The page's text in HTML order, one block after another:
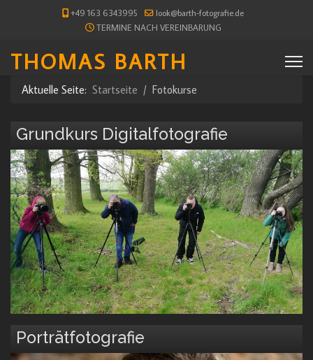
+49 163 6343995
look@barth-fotografie.de
TERMINE NACH VEREINBARUNG
THOMAS BARTH
Aktuelle Seite: Startseite Fotokurse
Grundkurs Digitalfotografie
Porträtfotografie